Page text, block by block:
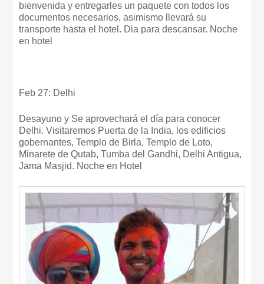
bienvenida y entregarles un paquete con todos los
documentos necesarios, asimismo llevará su
transporte hasta el hotel. Dia para descansar. Noche
en hotel
Feb 27: Delhi
Desayuno y Se aprovechará el día para conocer
Delhi. Visitaremos Puerta de la India, los edificios
gobernantes, Templo de Birla, Templo de Loto,
Minarete de Qutab, Tumba del Gandhi, Delhi Antigua,
Jama Masjid. Noche en Hotel